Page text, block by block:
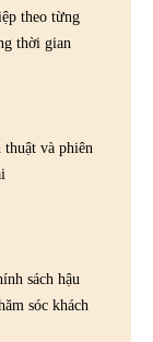
theo từng
thời gian
và phiên
sách hậu
sóc khách